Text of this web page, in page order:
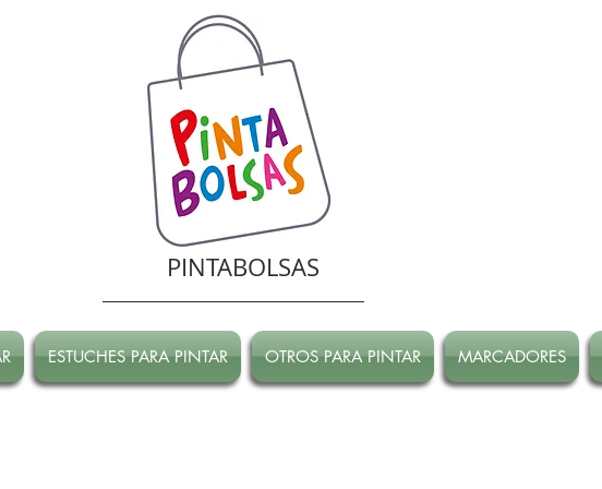
PINTABOLSAS
ESTUCHES PARA PINTAR OTROS PARA PINTAR MARCADORES